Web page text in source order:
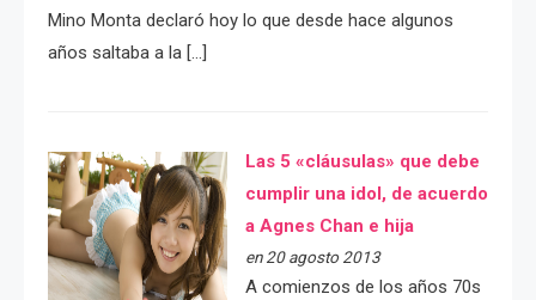
Mino Monta declaró hoy lo que desde hace algunos
años saltaba a la […]
Las 5 «cláusulas» que debe
cumplir una idol, de acuerdo
a Agnes Chan e hija
en 20 agosto 2013
A comienzos de los años 70s